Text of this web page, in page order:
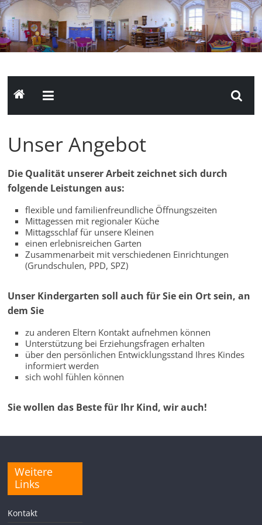
Zum
Inhalt
springen
Kindergarten
St.
Nikola
Passau
des
katholischen
Kindergartens
St.
Nikola,
Unser Angebot
Die Qualität unserer Arbeit zeichnet sich durch
folgende Leistungen aus:
flexible und familienfreundliche Öffnungszeiten
Mittagessen mit regionaler Küche
Mittagsschlaf für unsere Kleinen
einen erlebnisreichen Garten
Zusammenarbeit mit verschiedenen Einrichtungen
(Grundschulen, PPD, SPZ)
Unser Kindergarten soll auch für Sie ein Ort sein, an
dem Sie
zu anderen Eltern Kontakt aufnehmen können
Unterstützung bei Erziehungsfragen erhalten
über den persönlichen Entwicklungsstand Ihres Kindes
informiert werden
sich wohl fühlen können
Sie wollen das Beste für Ihr Kind, wir auch!
Weitere
Links
Kontakt